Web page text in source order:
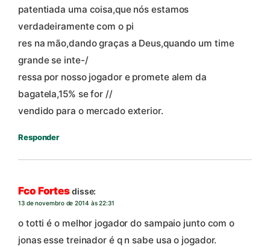
patentiada uma coisa,que nós estamos
verdadeiramente com o pi
res na mão,dando graças a Deus,quando um time
grande se inte-/
ressa por nosso jogador e promete alem da
bagatela,15% se for //
vendido para o mercado exterior.
Responder
Fco Fortesdisse:
13 de novembro de 2014 às 22:31
o totti é o melhor jogador do sampaio junto com o
jonas esse treinador é q n sabe usa o jogador.